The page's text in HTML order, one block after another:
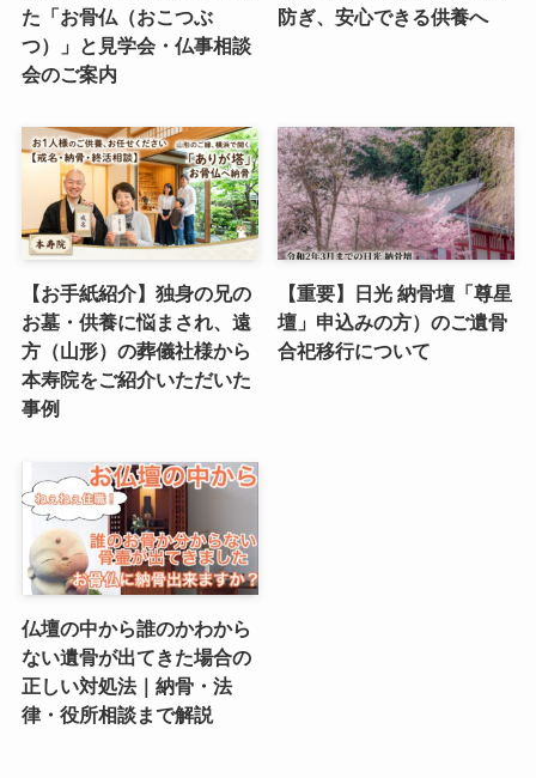
た「お骨仏（おこつぶ
つ）」と見学会・仏事相談
会のご案内
防ぎ、安心できる供養へ
【お手紙紹介】独身の兄の
お墓・供養に悩まされ、遠
方（山形）の葬儀社様から
本寿院をご紹介いただいた
事例
【重要】日光 納骨壇「尊星
壇」申込みの方）のご遺骨
合祀移行について
仏壇の中から誰のかわから
ない遺骨が出てきた場合の
正しい対処法｜納骨・法
律・役所相談まで解説